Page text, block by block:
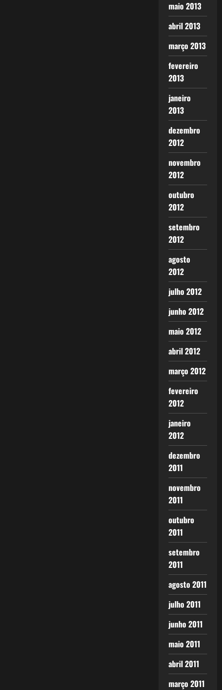
maio 2013
abril 2013
março 2013
fevereiro
2013
janeiro
2013
dezembro
2012
novembro
2012
outubro
2012
setembro
2012
agosto
2012
julho 2012
junho 2012
maio 2012
abril 2012
março 2012
fevereiro
2012
janeiro
2012
dezembro
2011
novembro
2011
outubro
2011
setembro
2011
agosto 2011
julho 2011
junho 2011
maio 2011
abril 2011
março 2011